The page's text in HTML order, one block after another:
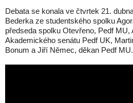
Debata se konala ve čtvrtek 21.
Bederka ze studentského spolku
předseda spolku Otevřeno, Pedf
Akademického senátu Pedf UK,
Bonum a Jiří Němec, děkan Pedf